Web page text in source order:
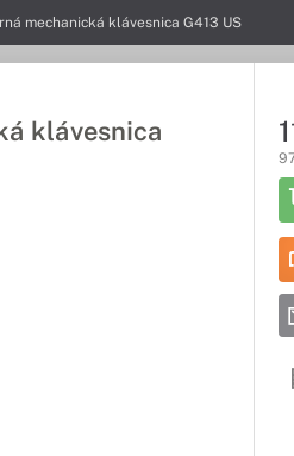
mechanická klávesnica G413 US
klávesnica